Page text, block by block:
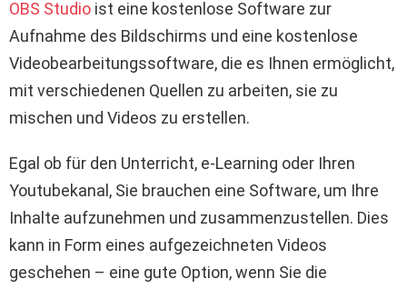
OBS Studio ist eine kostenlose Software zur
Aufnahme des Bildschirms und eine kostenlose
Videobearbeitungssoftware, die es Ihnen ermöglicht,
mit verschiedenen Quellen zu arbeiten, sie zu
mischen und Videos zu erstellen.
Egal ob für den Unterricht, e-Learning oder Ihren
Youtubekanal, Sie brauchen eine Software, um Ihre
Inhalte aufzunehmen und zusammenzustellen. Dies
kann in Form eines aufgezeichneten Videos
geschehen – eine gute Option, wenn Sie die